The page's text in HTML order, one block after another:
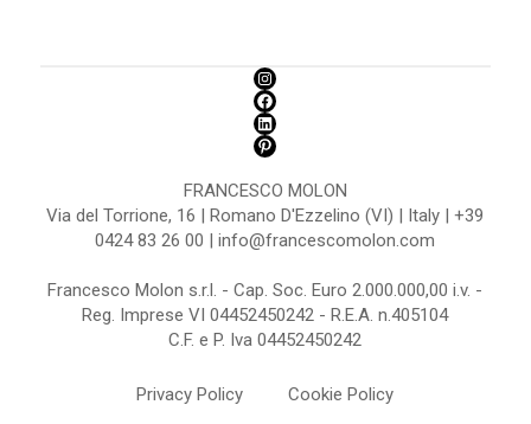
FRANCESCO MOLON
Via del Torrione, 16 | Romano D'Ezzelino (VI) | Italy | +39
0424 83 26 00 | info@francescomolon.com
Francesco Molon s.r.l. - Cap. Soc. Euro 2.000.000,00 i.v. -
Reg. Imprese VI 04452450242 - R.E.A. n.405104
C.F. e P. Iva 04452450242
Privacy Policy Cookie Policy